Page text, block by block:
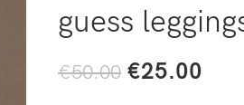
guess
€50.00 €25.00